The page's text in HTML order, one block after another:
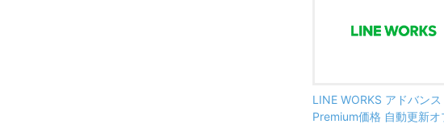
LINE WORKS アドバンス
Premium価格 自動更新オ